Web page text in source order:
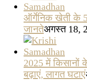
ऑर्गेनिक खेती के
जानतेअगस्त 18,
2025 में किसानों
बढ़ाएं, लागत घटाएं